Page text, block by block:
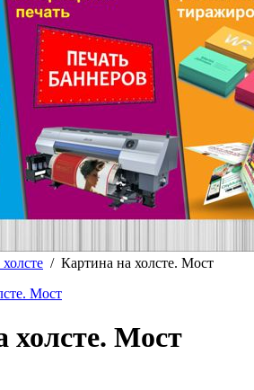
/ Картина на холсте. Мост
холсте. Мост